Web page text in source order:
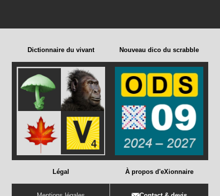
Dictionnaire du vivant Nouveau dico du scrabble
Légal À propos d'eXionnaire